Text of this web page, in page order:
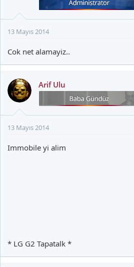
13 Mayıs 2014
Cok net alamayiz..
Arif Ulu
13 Mayıs 2014
Immobile yi alim
* LG G2 Tapatalk *